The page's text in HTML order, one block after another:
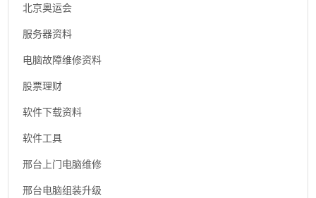
北京奥运会
服务器资料
电脑故障维修资料
股票理财
软件下载资料
软件工具
邢台上门电脑维修
邢台电脑组装升级